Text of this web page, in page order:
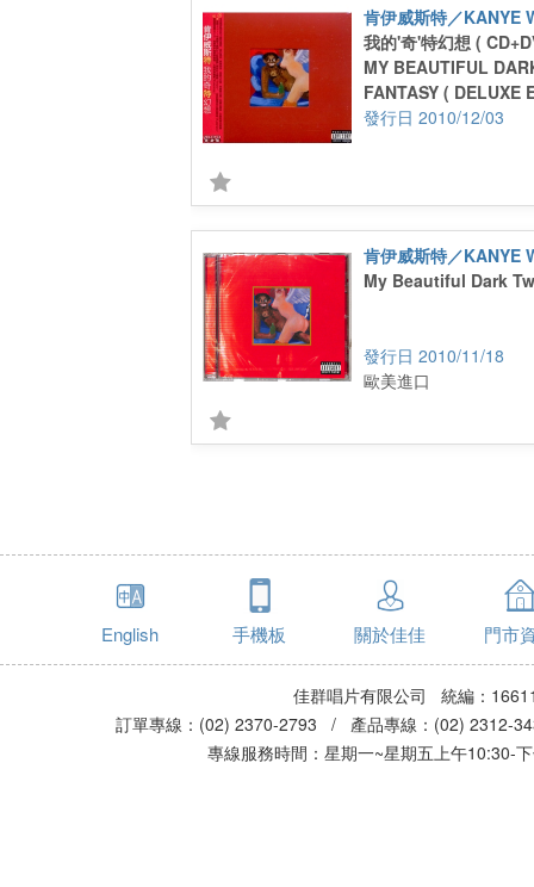
肯伊威斯特／KANYE
我的'奇'特幻想 (
MY BEAUTIFUL
FANTASY ( DELUXE
2010/12/03
肯伊威斯特／KANYE
My Beautiful Dark
2010/11/18
歐美進口
English 手機板 關於佳佳 門市
佳群唱片有限公司 統編：
訂單專線：(02) 2370-2793 / 產品專線：(02)
專線服務時間：星期一~星期五上午10:30-